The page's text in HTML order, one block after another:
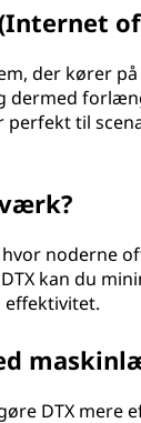
of
der kører
dermed
til
noderne
kan du
DTX mere